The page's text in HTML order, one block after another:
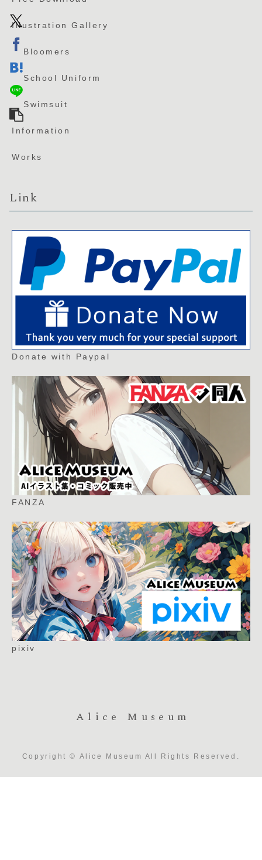
Illustration Gallery
Bloomers
School Uniform
Swimsuit
Information
Works
Link
Donate with Paypal
FANZA
pixiv
Alice Museum
Copyright © Alice Museum All Rights Reserved.